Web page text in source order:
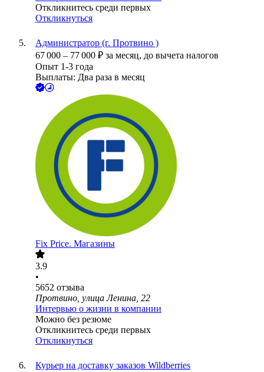
Откликнитесь среди первых
Откликнуться
Администратор (г. Протвино )
67 000 – 77 000 ₽ за месяц, до вычета налогов
Опыт 1-3 года
Выплаты: Два раза в месяц
Fix Price. Магазины
3.9
•
5652 отзыва
Протвино, улица Ленина, 22
Интервью о жизни в компании
Можно без резюме
Откликнитесь среди первых
Откликнуться
Курьер на доставку заказов Wildberries